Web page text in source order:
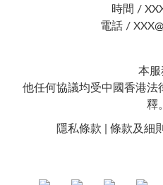
時間 /
電話 /
本服務條款及
他任何協議均受中國香港法
釋。
隱私條款 | 條款及細